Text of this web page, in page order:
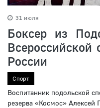
31 июля
Боксер из
Всероссийской
России
Спорт
Воспитанник подольской
резерва «Космос» Алексей